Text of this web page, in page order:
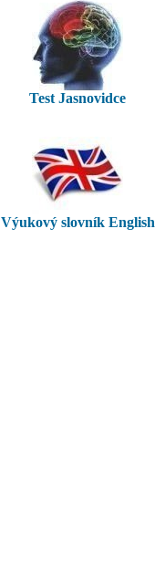
Test Jasnovidce
Výukový slovník English